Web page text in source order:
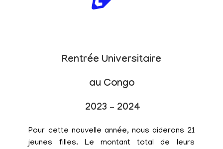
Rentrée Universitaire
au Congo
2023 – 2024
Pour cette nouvelle année, nous aiderons 21
jeunes filles. Le montant total de leurs